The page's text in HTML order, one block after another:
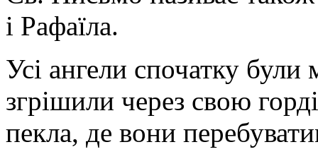
і Рафаїла.
Усі ангели спочатку
згрішили через свою
пекла, де вони